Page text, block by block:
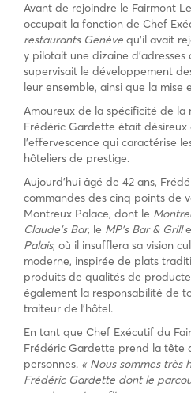
Avant de rejoindre le Fairmont
occupait la fonction de Chef
restaurants Genève qu’il avait
y pilotait une dizaine
supervisait le développement
leur ensemble, ainsi que la mise
Amoureux de la spécificité de la
Frédéric Gardette était
l’effervescence qui caractérise
hôteliers de prestige.
Aujourd’hui âgé de 42 ans,
commandes des cinq points de
Montreux Palace, dont le
Claude’s Bar, le MP’s Bar & Grill
Palais, où il insufflera sa vision
moderne, inspirée de plats
produits de qualités de
également la responsabilité de
traiteur de l’hôtel.
En tant que Chef Exécutif du
Frédéric Gardette prend la tête
personnes. « Nous sommes très
Frédéric Gardette dont le